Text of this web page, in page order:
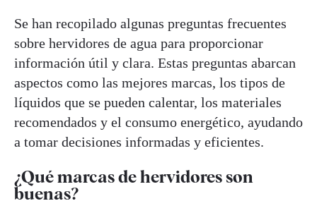
Se han recopilado algunas preguntas frecuentes
sobre hervidores de agua para proporcionar
información útil y clara. Estas preguntas abarcan
aspectos como las mejores marcas, los tipos de
líquidos que se pueden calentar, los materiales
recomendados y el consumo energético, ayudando
a tomar decisiones informadas y eficientes.
¿Qué marcas de hervidores son
buenas?